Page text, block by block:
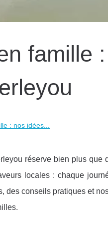
famille
: nos idées...
réserve bien plus que
locales : chaque
des conseils pratiques et